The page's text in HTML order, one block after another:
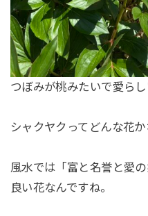
つぼみが桃みたいで愛ら
シャクヤクってどんな花か
風水では「富と名誉と愛
良い花なんですね。